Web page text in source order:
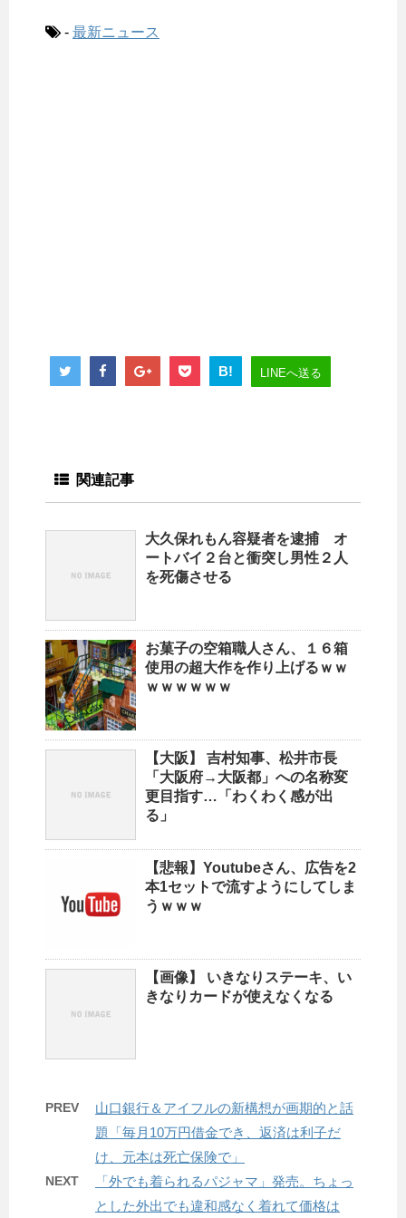
- 最新ニュース
B! LINEへ送る
関連記事
大久保れもん容疑者を逮捕 オ
ートバイ２台と衝突し男性２人
を死傷させる
お菓子の空箱職人さん、１６箱
使用の超大作を作り上げるｗｗ
ｗｗｗｗｗｗ
【大阪】 吉村知事、松井市長
「大阪府→大阪都」への名称変
更目指す…「わくわく感が出
る」
【悲報】Youtubeさん、広告を2
本1セットで流すようにしてしま
うｗｗｗ
【画像】 いきなりステーキ、い
きなりカードが使えなくなる
PREV
山口銀行＆アイフルの新構想が画期的と話
題「毎月10万円借金でき、返済は利子だ
け、元本は死亡保険で」
NEXT
「外でも着られるパジャマ」発売。ちょっ
とした外出でも違和感なく着れて価格は